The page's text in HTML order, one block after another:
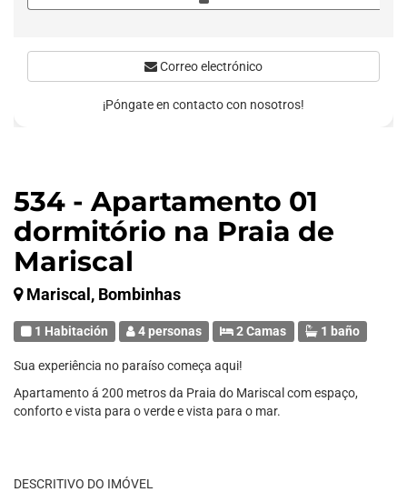
534 - Apartamento 01
dormitório na Praia de
Mariscal
Mariscal, Bombinhas
1 Habitación 4 personas 2 Camas 1 baño
Sua experiência no paraíso começa aqui!
Apartamento á 200 metros da Praia do Mariscal com espaço,
conforto e vista para o verde e vista para o mar.
DESCRITIVO DO IMÓVEL
Correo electrónico
¡Póngate en contacto con nosotros!